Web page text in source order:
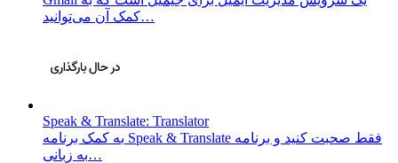
کمک آن می‌توانید…
Speak & Translate: Translator
به کمک برنامه Speak & Translate فقط صحبت کنید و برنامه
به زبانی…